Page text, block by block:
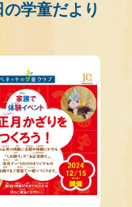
学童だより